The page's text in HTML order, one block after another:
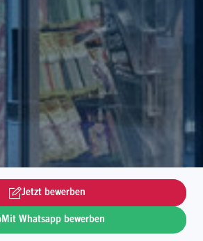
Jetzt bewerben
Mit Whatsapp bewerben